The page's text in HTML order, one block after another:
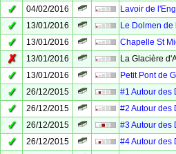
✓ 04/02/2016
Lavoir de
✓ 13/01/2016
Le Dolmen de
✓ 13/01/2016
Chapelle St
✗ 13/01/2016
La Glacière
✓ 13/01/2016
Petit Pont de
✓ 26/12/2015
#1 Autour des
✓ 26/12/2015
#2 Autour des
✓ 26/12/2015
#3 Autour des
✓ 26/12/2015
#4 Autour des